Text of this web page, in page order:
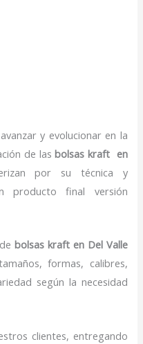
y evolucionar en la
de lasbolsas kraft en
por su técnica y
producto final versión
bolsas kraft en Del Valle
formas, calibres,
según la necesidad
clientes, entregando